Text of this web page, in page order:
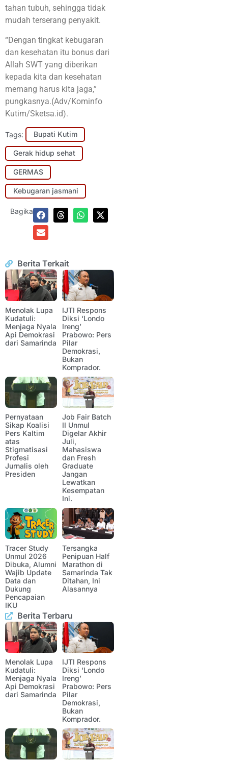
tahan tubuh, sehingga tidak
mudah terserang penyakit.
“Dengan tingkat kebugaran
dan kesehatan itu bonus dari
Allah SWT yang diberikan
kepada kita dan kesehatan
memang harus kita jaga,”
pungkasnya.(Adv/Kominfo
Kutim/Sketsa.id).
Tags: Bupati Kutim
Gerak hidup sehat
GERMAS
Kebugaran jasmani
Bagikan:
Berita Terkait
Menolak Lupa
Kudatuli:
Menjaga Nyala
Api Demokrasi
dari Samarinda
IJTI Respons
Diksi ‘Londo
Ireng’
Prabowo: Pers
Pilar
Demokrasi,
Bukan
Komprador.
Pernyataan
Sikap Koalisi
Pers Kaltim
atas
Stigmatisasi
Profesi
Jurnalis oleh
Presiden
Job Fair Batch
II Unmul
Digelar Akhir
Juli,
Mahasiswa
dan Fresh
Graduate
Jangan
Lewatkan
Kesempatan
Ini.
Tracer Study
Unmul 2026
Dibuka, Alumni
Wajib Update
Data dan
Dukung
Pencapaian
IKU
Tersangka
Penipuan Half
Marathon di
Samarinda Tak
Ditahan, Ini
Alasannya
Berita Terbaru
Menolak Lupa
Kudatuli:
Menjaga Nyala
Api Demokrasi
dari Samarinda
IJTI Respons
Diksi ‘Londo
Ireng’
Prabowo: Pers
Pilar
Demokrasi,
Bukan
Komprador.